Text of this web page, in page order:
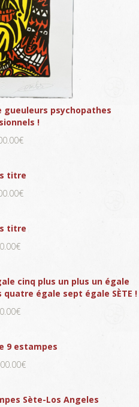
psychopathes
!
titre
titre
cinq plus un plus un égale
égale sept égale SÈTE !
9 estampes
Sète-Los Angeles